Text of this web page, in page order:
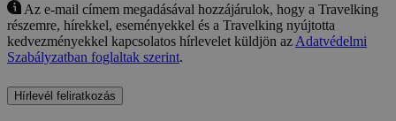
Az e-mail címem megadásával hozzájárulok, hogy a Travelking
részemre, hírekkel, eseményekkel és a Travelking nyújtotta
kedvezményekkel kapcsolatos hírlevelet küldjön az Adatvédelmi
Szabályzatban foglaltak szerint.
Hírlevél feliratkozás